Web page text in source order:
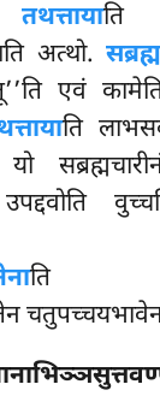
तथत्तायाति
अत्थो.
एवं
ति
उपद्दवोति
ति